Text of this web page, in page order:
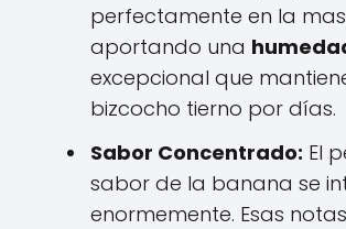
perfectamente en la
aportando una
excepcional que
bizcocho tierno por días.
Sabor Concentrado: El
sabor de la banana se
enormemente. Esas notas